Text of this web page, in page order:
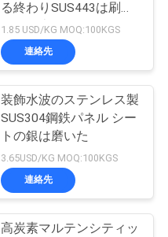
る終わりSUS443は刷毛
引き仕上げのInoxシート
を
1.85 USD/KG MOQ:100KGS
連絡先
装飾水波のステンレス製
SUS304鋼鉄パネル シー
トの銀は磨いた
3.65USD/KG MOQ:100KGS
連絡先
高炭素マルテンシティッ